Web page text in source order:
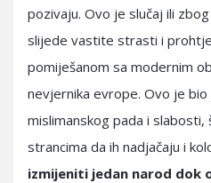
pozivaju. Ovo je slučaj ili
slijede vastite strasti i
pomiješanom sa modernim
nevjernika evrope. Ovo je
mislimanskog pada i slabosti,
strancima da ih nadjačaju i
izmijeniti jedan narod dok